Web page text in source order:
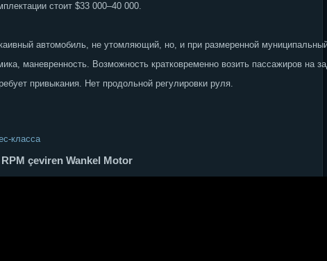
стоит $33 000–40 000.
автомобиль, не утомляющий, но, и при размеренной
маневренность. Возможность кратковременно возить пассажиров на
привыкания. Нет продольной регулировки руля.
класса
çeviren Wankel Motor